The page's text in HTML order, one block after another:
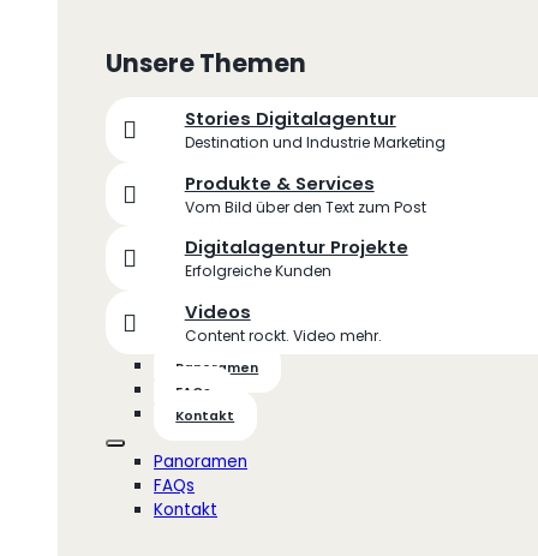
Unsere Themen
Stories Digitalagentur
Destination und Industrie Marketing
Produkte & Services
Vom Bild über den Text zum Post
Digitalagentur Projekte
Erfolgreiche Kunden
Videos
Content rockt. Video mehr.
Panoramen
FAQs
Kontakt
Panoramen
FAQs
Kontakt